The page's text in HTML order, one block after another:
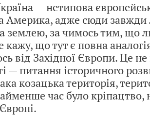
— нетипова
Америка, адже сюди завжди
землею, за чимось тим, що
кажу, що тут є повна
від Західної Європи. Це
— питання історичного
козацька територія,
час було кріпацтво,